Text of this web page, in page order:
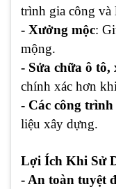
trình gia công và
- Xưởng mộc:
mộng.
- Sửa chữa ô tô,
chính xác hơn
- Các công
liệu xây dựng.
Lợi Ích Khi Sử
- An toàn tuyệt